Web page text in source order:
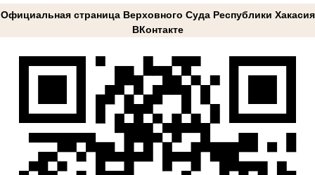
Официальная страница Верховного Суда Республики Хакасия
ВКонтакте